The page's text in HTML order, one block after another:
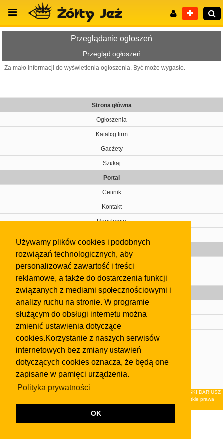
Używamy plików cookies i podobnych
rozwiązań technologicznych, aby
personalizować zawartość i treści
reklamowe, a także do dostarczenia funkcji
związanych z mediami społecznościowymi i
analizy ruchu na stronie. W programie
służącym do obsługi internetu można
zmienić ustawienia dotyczące
cookies.Korzystanie z naszych serwisów
internetowych bez zmiany ustawień
dotyczących cookies oznacza, że będą one
zapisane w pamięci urządzenia.
Polityka prywatności
OK
Przeglądanie ogłoszeń
Przegląd ogłoszeń
Za mało informacji do wyświetlenia ogłoszenia. Być może wygasło.
Strona główna
Ogłoszenia
Katalog firm
Gadżety
Szukaj
Portal
Cennik
Kontakt
Regulamin
Gazeta
Olkusz
Kontakt
Strefa dla biznesu
Biura nieruchomości
Dealerzy i autokomisy
Skontaktuj się z nami
regulaminuiPolityki Prywatności.
Klauzula FB
© 2026Wydawnictwo NEON sp. z o.o. (dawniej: FIRMA NEON MAREK KLUCZEWSKI DARIUSZ
KRAWCZYK s.c.) z siedzibą w Olkuszu, ul.Żuradzka 15, 32-300 Olkusz . Wszystkie prawa